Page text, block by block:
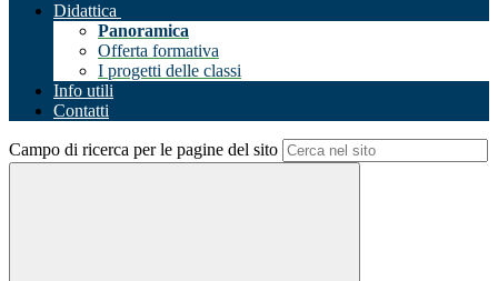
Didattica
Panoramica
Offerta formativa
I progetti delle classi
Info utili
Contatti
Campo di ricerca per le pagine del sito